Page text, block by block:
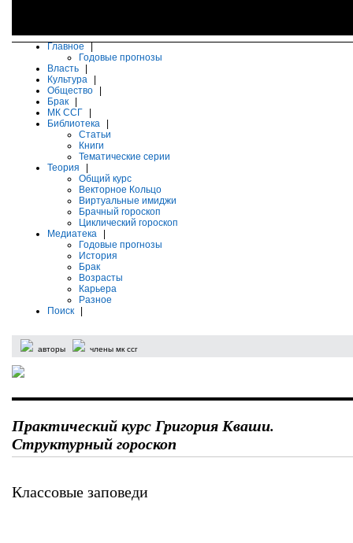
Главное
Годовые прогнозы
Власть
Культура
Общество
Брак
МК ССГ
Библиотека
Статьи
Книги
Тематические серии
Теория
Общий курс
Векторное Кольцо
Виртуальные имиджи
Брачный гороскоп
Циклический гороскоп
Медиатека
Годовые прогнозы
История
Брак
Возрасты
Карьера
Разное
Поиск
авторы члены мк ссг
Практический курс Григория Кваши.
Структурный гороскоп
Классовые заповеди